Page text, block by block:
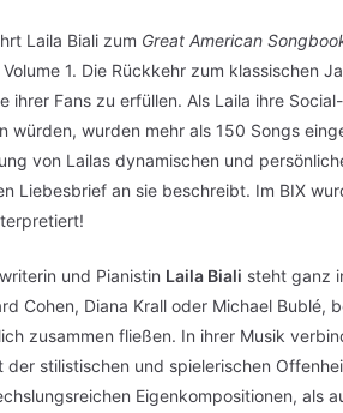
Laila Biali zum Great American
1. Die Rückkehr zum klassischen
ihrer Fans zu erfüllen. Als Laila ihre
würden, wurden mehr als 150 Songs
von Lailas dynamischen und
Liebesbrief an sie beschreibt. Im BIX
und Pianistin Laila Biali steht ganz
Cohen, Diana Krall oder Michael Bublé,
zusammen fließen. In ihrer Musik
stilistischen und spielerischen
Eigenkompositionen, als